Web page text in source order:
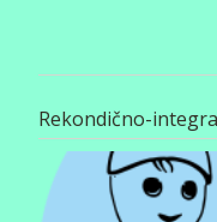
Rekondično-